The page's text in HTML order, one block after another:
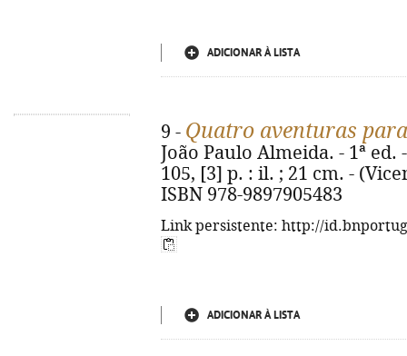
ADICIONAR À LISTA
9 - Quatro aventuras
João Paulo Almeida. - 1ª
105, [3] p. : il. ; 21 cm. -
ISBN 978-9897905483
Link persistente: http://
ADICIONAR À LISTA